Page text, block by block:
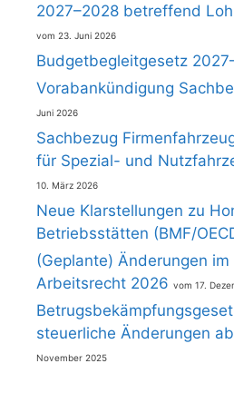
2027–2028 betreffend
23. Juni 2026
Budgetbegleitgesetz
Vorabankündigung
Juni 2026
Sachbezug
für Spezial- und
10. März 2026
Neue Klarstellungen zu
Betriebsstätten (BMF/
(Geplante) Änderungen
Arbeitsrecht 2026
17.
steuerliche Änderungen ab
November 2025